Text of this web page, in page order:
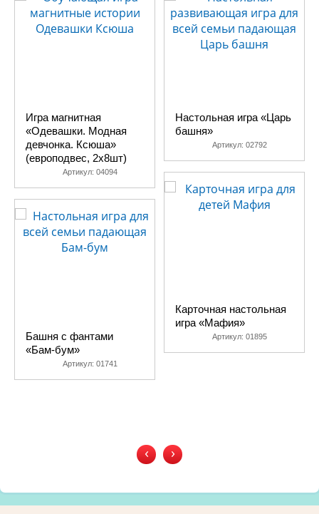
Игра магнитная
«Одевашки. Модная
девчонка. Ксюша»
(европодвес, 2х8шт)
Артикул: 04094
Башня с фантами
«Бам-бум»
Артикул: 01741
Настольная игра «Царь
башня»
Артикул: 02792
Карточная настольная
игра «Мафия»
Артикул: 01895
‹ ›